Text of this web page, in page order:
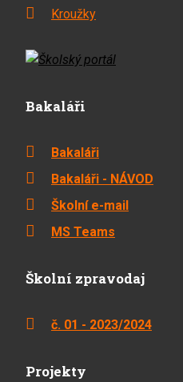
Kroužky
Bakaláři
Bakaláři
Bakaláři - NÁVOD
Školní e-mail
MS Teams
Školní zpravodaj
č. 01 - 2023/2024
Projekty